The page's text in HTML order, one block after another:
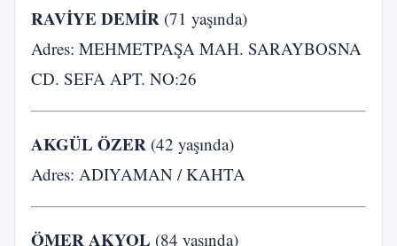
RAVİYE DEMİR (71 yaşında)
Adres: MEHMETPAŞA MAH. SARAYBOSNA
CD. SEFA APT. NO:26
AKGÜL ÖZER (42 yaşında)
Adres: ADIYAMAN / KAHTA
ÖMER AKYOL (84 yaşında)